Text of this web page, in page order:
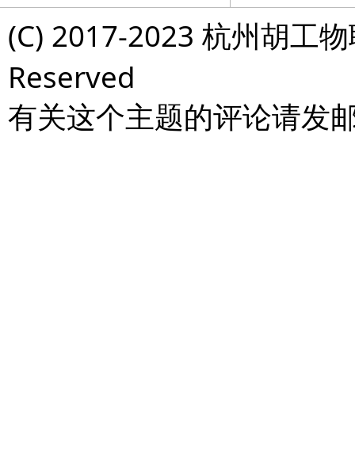
(C) 2017-2023 杭州胡工
Reserved
有关这个主题的评论请发